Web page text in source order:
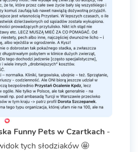
Funny Pets w Czartkach -
tych słodziaków 🤩